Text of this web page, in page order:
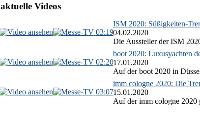
aktuelle Videos
03:19
ISM 2020: Süßigkeiten-
04.02.2020
Die Aussteller der ISM
02:20
boot 2020: Luxusyachten
17.01.2020
Auf der boot 2020 in
03:07
imm cologne 2020: Die
15.01.2020
Auf der imm cologne 2020